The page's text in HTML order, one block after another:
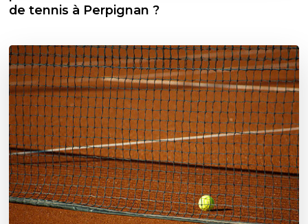
de tennis à Perpignan ?